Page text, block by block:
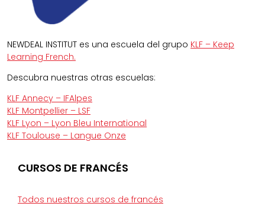
NEWDEAL INSTITUT es una escuela del grupo KLF – Keep
Learning French.
Descubra nuestras otras escuelas:
KLF Annecy – IFAlpes
KLF Montpellier – LSF
KLF Lyon – Lyon Bleu International
KLF Toulouse – Langue Onze
CURSOS DE FRANCÉS
Todos nuestros cursos de francés